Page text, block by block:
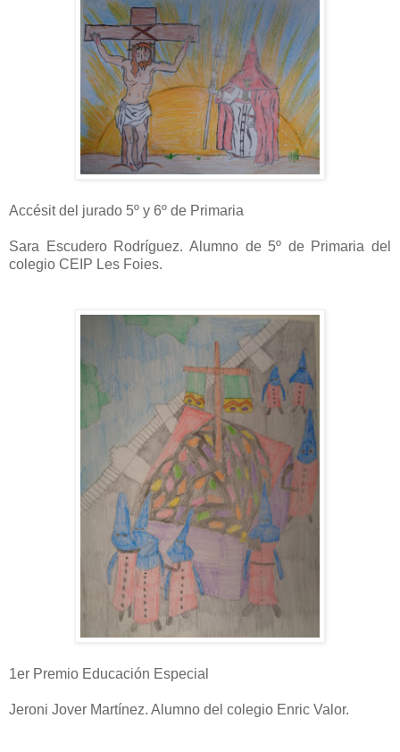
Accésit del jurado 5º y 6º de Primaria
Sara Escudero Rodríguez. Alumno de 5º de Primaria del
colegio CEIP Les Foies.
1er Premio Educación Especial
Jeroni Jover Martínez. Alumno del colegio Enric Valor.